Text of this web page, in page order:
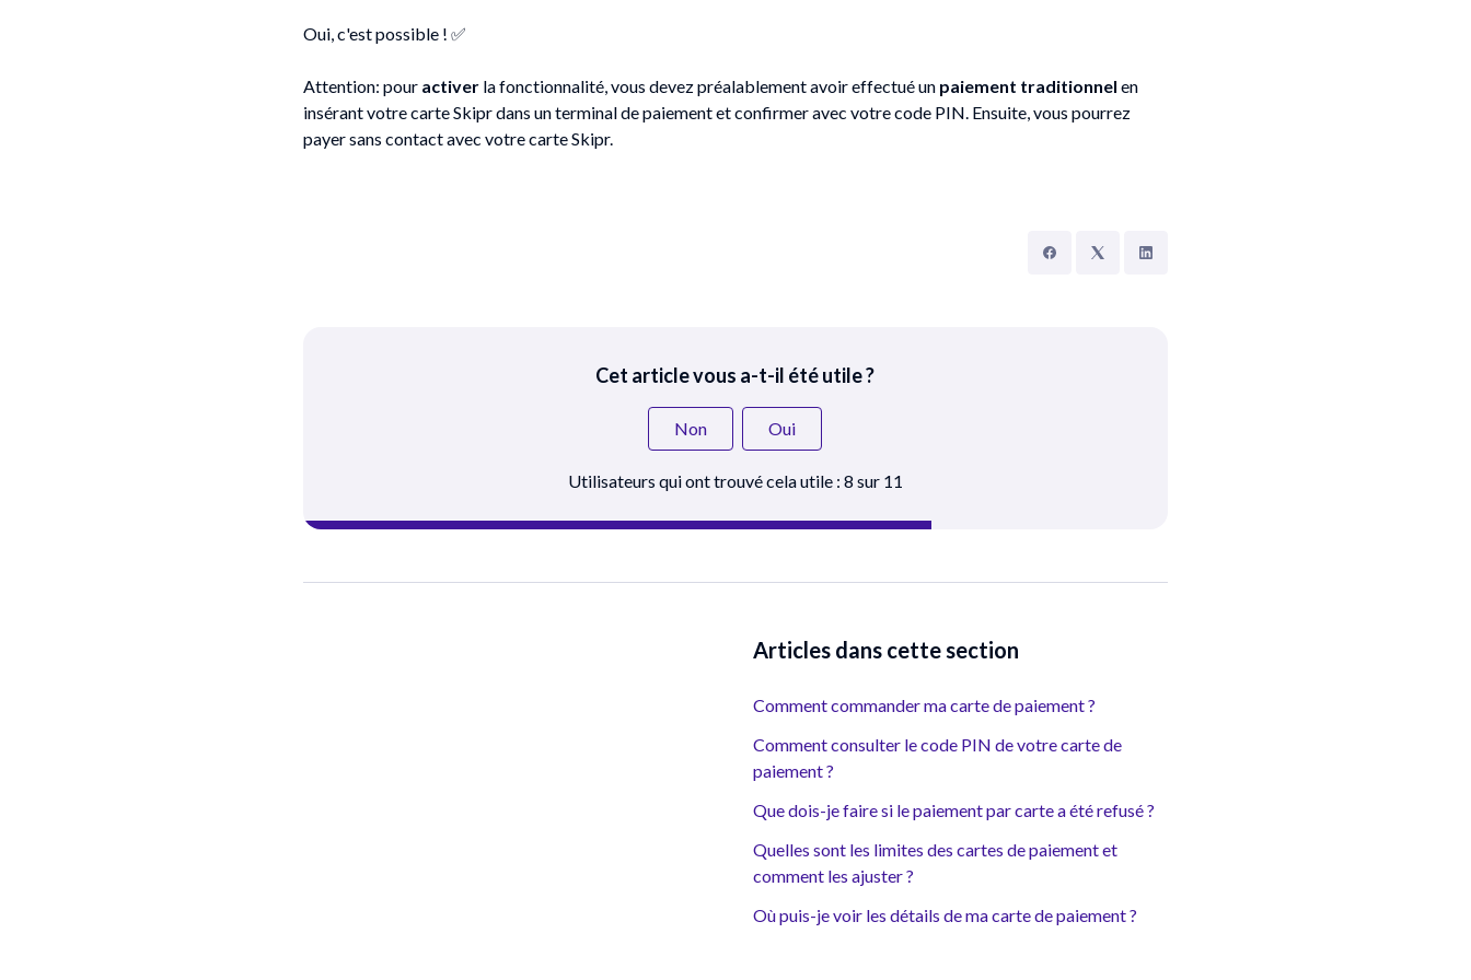
Oui, c'est possible ! ✅
Attention: pour activer la fonctionnalité, vous devez préalablement avoir effectué un paiement traditionnel en
insérant votre carte Skipr dans un terminal de paiement et confirmer avec votre code PIN. Ensuite, vous pourrez
payer sans contact avec votre carte Skipr.
Cet article vous a-t-il été utile ?
Non Oui
Utilisateurs qui ont trouvé cela utile : 8 sur 11
Articles dans cette section
Comment commander ma carte de paiement ?
Comment consulter le code PIN de votre carte de
paiement ?
Que dois-je faire si le paiement par carte a été refusé ?
Quelles sont les limites des cartes de paiement et
comment les ajuster ?
Où puis-je voir les détails de ma carte de paiement ?